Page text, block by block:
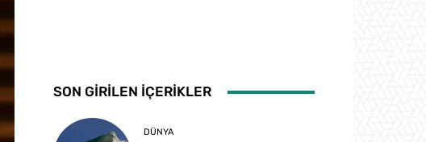
SON GİRİLEN İÇERİKLER
DÜNYA